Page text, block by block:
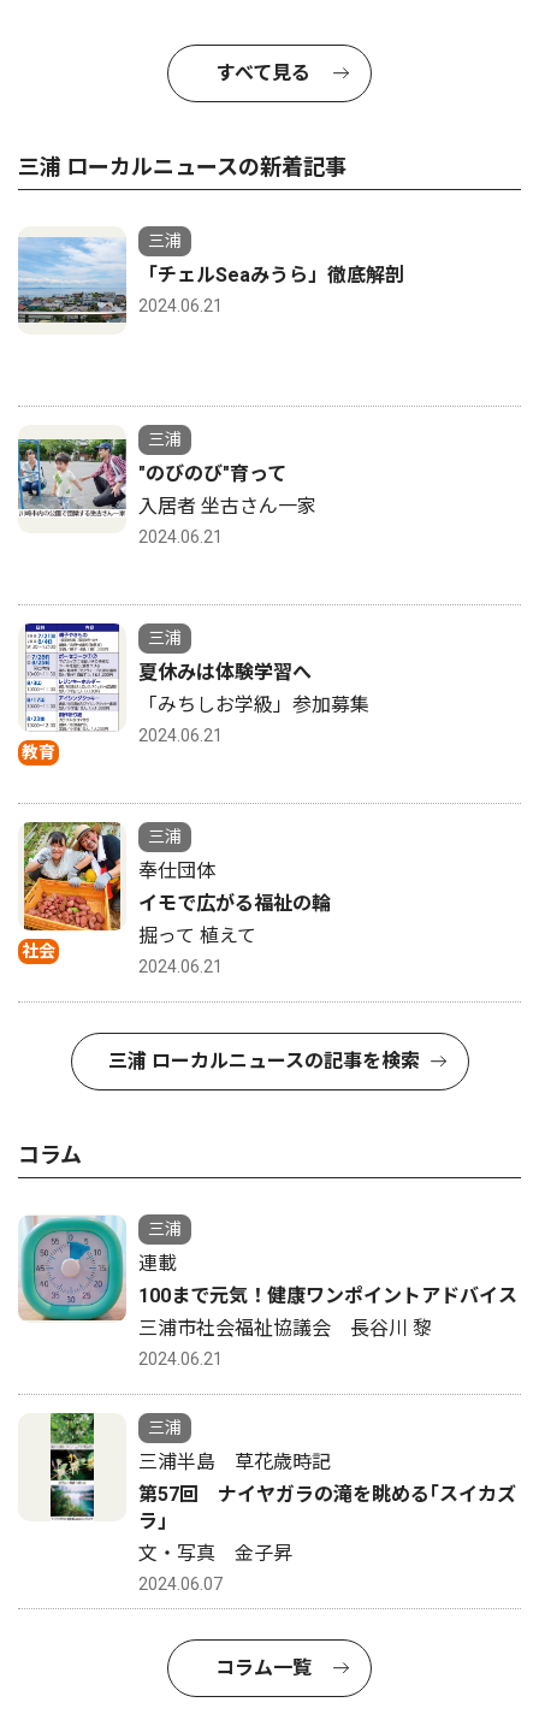
すべて見る
三浦 ローカルニュースの新着記事
三浦
「チェルSeaみうら」徹底解剖
2024.06.21
三浦
"のびのび"育って
入居者 坐古さん一家
2024.06.21
教育
三浦
夏休みは体験学習へ
「みちしお学級」参加募集
2024.06.21
社会
三浦
奉仕団体
イモで広がる福祉の輪
掘って 植えて
2024.06.21
三浦 ローカルニュースの記事を検索
コラム
三浦
連載
100まで元気！健康ワンポイントアドバイス
三浦市社会福祉協議会 長谷川 黎
2024.06.21
三浦
三浦半島 草花歳時記
第57回 ナイヤガラの滝を眺める｢スイカズ
ラ｣
文・写真 金子昇
2024.06.07
コラム一覧